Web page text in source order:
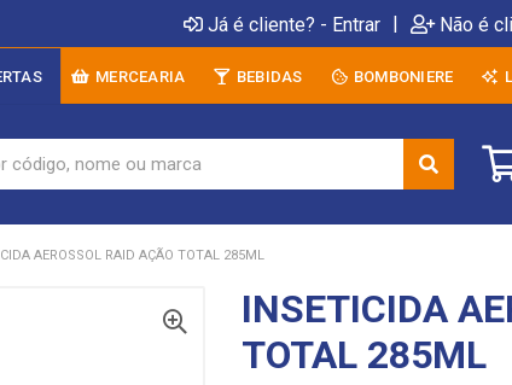
Já é cliente? - Entrar | Não é
MERCEARIA BEBIDAS BOMBONIERE
AEROSSOL RAID AÇÃO TOTAL 285ML
INSETICIDA
TOTAL 285ML